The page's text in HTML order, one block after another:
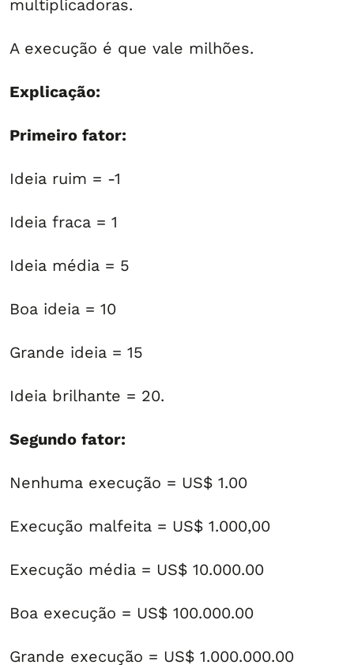
multiplicadoras.
A execução é que vale milhões.
Explicação:
Primeiro fator:
Ideia ruim = -1
Ideia fraca = 1
Ideia média = 5
Boa ideia = 10
Grande ideia = 15
Ideia brilhante = 20.
Segundo fator:
Nenhuma execução = US$ 1.00
Execução malfeita = US$ 1.000,00
Execução média = US$ 10.000.00
Boa execução = US$ 100.000.00
Grande execução = US$ 1.000.000.00